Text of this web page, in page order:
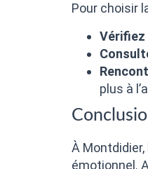
Pour choisir
plus à
À
émotionnel.